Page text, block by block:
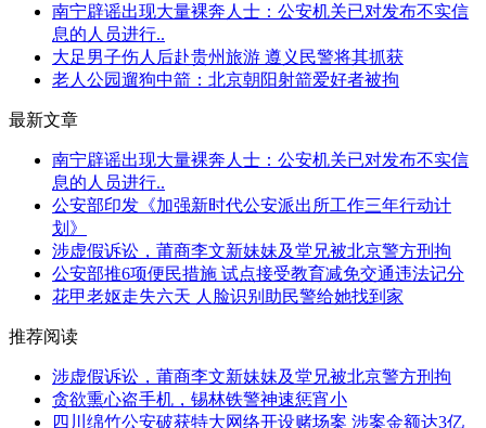
南宁辟谣出现大量裸奔人士：公安机关已对发布不实信
息的人员进行..
大足男子伤人后赴贵州旅游 遵义民警将其抓获
老人公园遛狗中箭：北京朝阳射箭爱好者被拘
最新文章
南宁辟谣出现大量裸奔人士：公安机关已对发布不实信
息的人员进行..
公安部印发《加强新时代公安派出所工作三年行动计
划》
涉虚假诉讼，莆商李文新妹妹及堂兄被北京警方刑拘
公安部推6项便民措施 试点接受教育减免交通违法记分
花甲老妪走失六天 人脸识别助民警给她找到家
推荐阅读
涉虚假诉讼，莆商李文新妹妹及堂兄被北京警方刑拘
贪欲熏心盗手机，锡林铁警神速惩宵小
四川绵竹公安破获特大网络开设赌场案 涉案金额达3亿